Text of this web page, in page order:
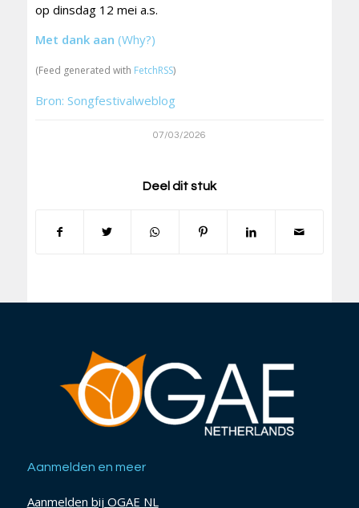
op dinsdag 12 mei a.s.
Met dank aan (Why?)
(Feed generated with FetchRSS)
Bron: Songfestivalweblog
07/03/2026
Deel dit stuk
Aanmelden en meer
Aanmelden bij OGAE NL